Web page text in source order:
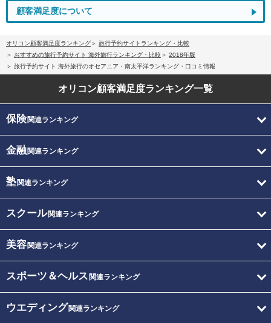
顧客満足度について
オリコン顧客満足度ランキング
旅行予約サイトランキング・比較
おすすめの旅行予約サイト 海外旅行ランキング・比較
2018年版
旅行予約サイト 海外旅行のオセアニア・南太平洋ランキング・口コミ情報
オリコン顧客満足度ランキング一覧
保険関連ランキング
金融関連ランキング
塾関連ランキング
スクール関連ランキング
美容関連ランキング
スポーツ＆ヘルス 関連ランキング
ウエディング関連ランキング